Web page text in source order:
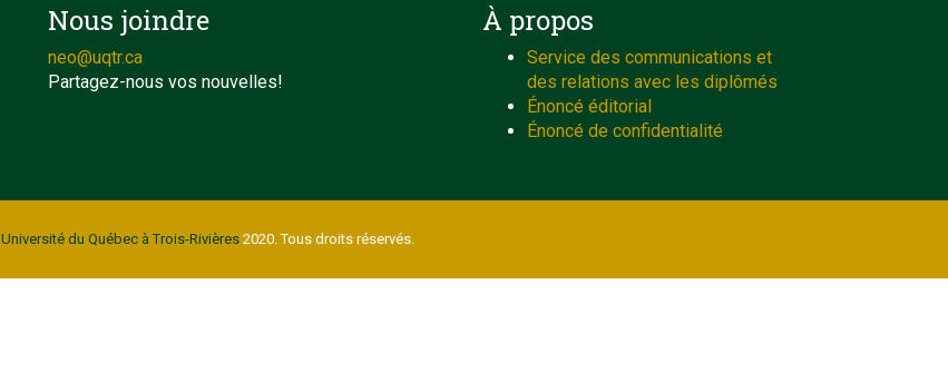
Nous joindre
neo@uqtr.ca
Partagez-nous vos nouvelles!
À propos
Service des communications et
des relations avec les diplômés
Énoncé éditorial
Énoncé de confidentialité
Université du Québec à Trois-Rivières2020. Tous droits réservés.